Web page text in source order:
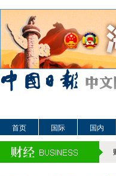
首页 国际 国内